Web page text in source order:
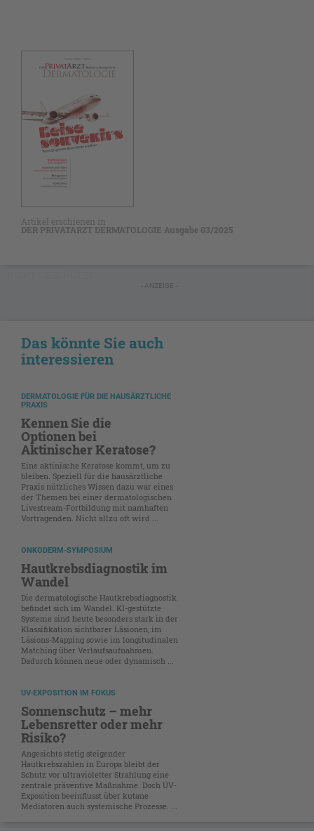
Artikel erschienen in
DER PRIVATARZT DERMATOLOGIE Ausgabe 03/2025
- ANZEIGE -
Das könnte Sie auch
interessieren
DERMATOLOGIE FÜR DIE HAUSÄRZTLICHE
PRAXIS
Kennen Sie die
Optionen bei
Aktinischer Keratose?
Eine aktinische Keratose kommt, um zu
bleiben. Speziell für die hausärztliche
Praxis nützliches Wissen dazu war eines
der Themen bei einer dermatologischen
Livestream-Fortbildung mit namhaften
Vortragenden. Nicht allzu oft wird ...
ONKODERM-SYMPOSIUM
Hautkrebsdiagnostik im
Wandel
Die dermatologische Hautkrebsdiagnostik
befindet sich im Wandel. KI-gestützte
Systeme sind heute besonders stark in der
Klassifikation sichtbarer Läsionen, im
Läsions-Mapping sowie im longitudinalen
Matching über Verlaufsaufnahmen.
Dadurch können neue oder dynamisch ...
UV-EXPOSITION IM FOKUS
Sonnenschutz – mehr
Lebensretter oder mehr
Risiko?
Angesichts stetig steigender
Hautkrebszahlen in Europa bleibt der
Schutz vor ultravioletter Strahlung eine
zentrale präventive Maßnahme. Doch UV-
Exposition beeinflusst über kutane
Mediatoren auch systemische Prozesse. ...